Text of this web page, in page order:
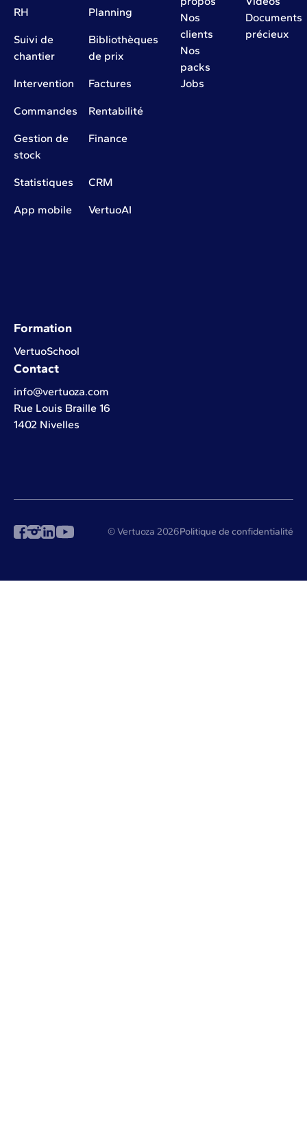
RH Planning
Suivi de
chantier
Bibliothèques
de prix
Intervention Factures
Commandes Rentabilité
Gestion de
stock
Finance
Statistiques CRM
App mobile VertuoAI
Nos
clients
Nos
packs
Jobs
Documents
précieux
Formation
VertuoSchool
Contact
info@vertuoza.com
Rue Louis Braille 16
1402 Nivelles
© Vertuoza 2026Politique de confidentialité